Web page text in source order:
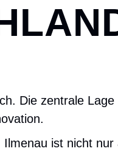
Die zentrale Lage
ist nicht nur